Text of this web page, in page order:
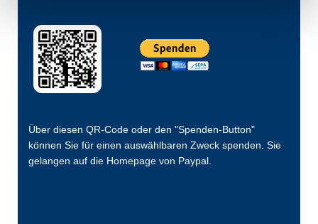
Über diesen QR-Code oder den "Spenden-Button"
können Sie für einen auswählbaren Zweck spenden. Sie
gelangen auf die Homepage von Paypal.